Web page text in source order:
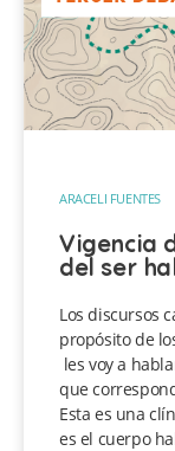
ARACELI FUENTES
Vigencia
del ser
Los discursos
propósito de
les voy a
que
Esta es una
es el cuerpo